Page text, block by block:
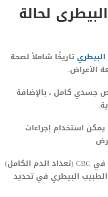
لحالة
البيطري تاريخًا شاملاً لصحة
الأعراض.
جسدي كامل ، بالإضافة
استخدام إجراءات
سيرتفع عدد خلايا الدم البيضاء في CBC (تعداد الدم الكامل)
البيطري في تحديد